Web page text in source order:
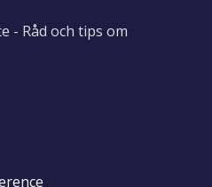
- Råd och tips om